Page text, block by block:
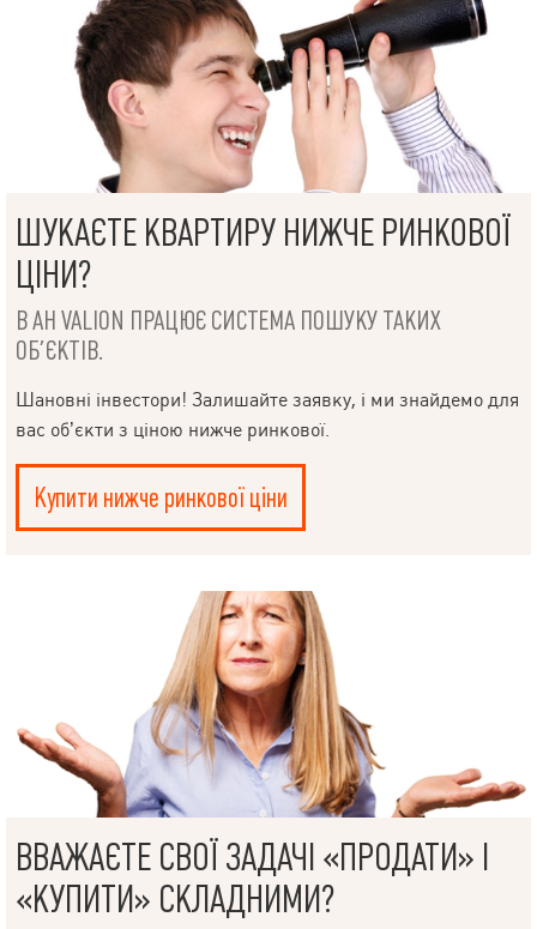
ШУКАЄТЕ КВАРТИРУ НИЖЧЕ РИНКОВОЇ
ЦІНИ?
В АН VALION ПРАЦЮЄ СИСТЕМА ПОШУКУ ТАКИХ
ОБ’ЄКТІВ.
Шановні інвестори! Залишайте заявку, і ми знайдемо для
вас об’єкти з ціною нижче ринкової.
Купити нижче ринкової ціни
ВВАЖАЄТЕ СВОЇ ЗАДАЧІ «ПРОДАТИ» І
«КУПИТИ» СКЛАДНИМИ?